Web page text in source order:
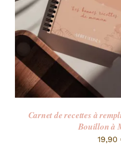
Carnet de recettes à
Bouillon à
19,90